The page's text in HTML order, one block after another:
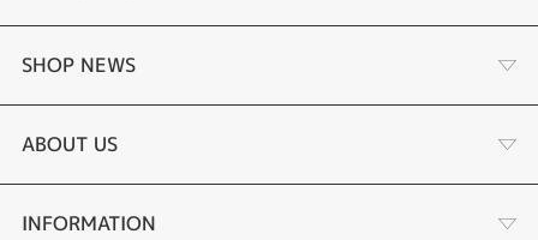
婚約指輪
結婚指輪
セットリング
SHOP NEWS
タケウチのこだわり
プロポーズサポート
ABOUT US
会社概要
INFORMATION